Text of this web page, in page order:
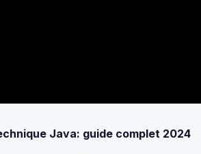
Java: guide complet 2024